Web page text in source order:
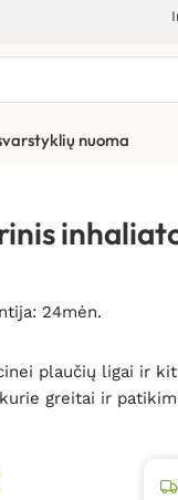
nuoma
vaikams Super Car
24mėn.
plaučių ligai ir
greitai ir